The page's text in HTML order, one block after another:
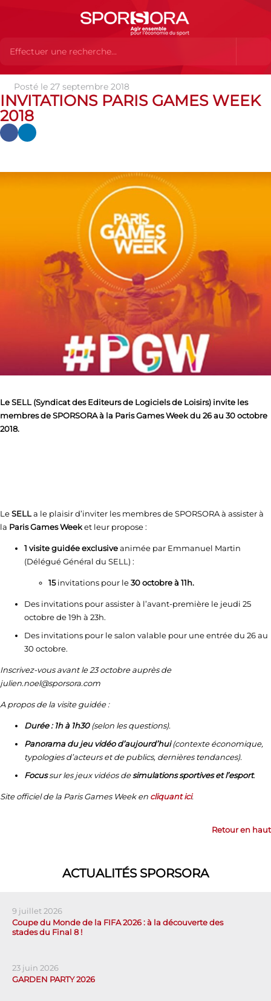
Actualités Actualités Actualités SPORSORA
Paris Games Week 2018
Posté le 27 septembre 2018
INVITATIONS PARIS GAMES WEEK
2018
Le SELL (Syndicat des Editeurs de Logiciels de Loisirs) invite les
membres de SPORSORA à la Paris Games Week du 26 au 30 octobre
2018.
LeSELLa le plaisir d’inviter les membres de SPORSORA à assister à
la Paris Games Weeket leur propose :
1 visite guidéeexclusiveanimée par Emmanuel Martin
(Délégué Général du SELL) :
15invitations pour le30 octobre à 11h.
Des invitations pour assister à l’avant-première le jeudi 25
octobre de 19h à 23h.
Des invitations pour le salon valable pour une entrée du 26 au
30 octobre.
Inscrivez-vous avant le 23 octobre auprès de
julien.noel@sporsora.com
A propos de la visite guidée :
Durée : 1h à 1h30(selon les questions).
Panorama du jeu vidéo d’aujourd’hui(contexte économique,
typologies d’acteurs et de publics, dernières tendances).
Focussur les jeux vidéos desimulations sportives et l’esport.
Site officiel de la Paris Games Week en cliquant ici.
Retour en haut
ACTUALITÉS SPORSORA
9 juillet 2026
Coupe du Monde de la FIFA 2026 : à la découverte des
stades du Final 8 !
23 juin 2026
GARDEN PARTY 2026